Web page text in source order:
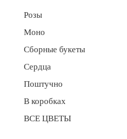
Розы
Моно
Сборные букеты
Сердца
Поштучно
В коробках
ВСЕ ЦВЕТЫ